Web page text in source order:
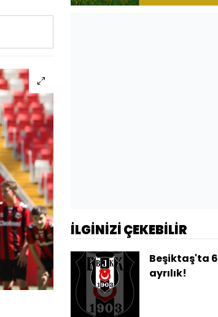
İLGİNİZİ ÇEKEBİLİR
Beşiktaş'ta 6
ayrılık!